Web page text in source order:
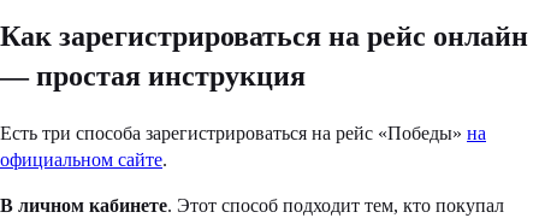
Как зарегистрироваться на рейс онлайн
— простая инструкция
Есть три способа зарегистрироваться на рейс «Победы» на
официальном сайте.
В личном кабинете. Этот способ подходит тем, кто покупал